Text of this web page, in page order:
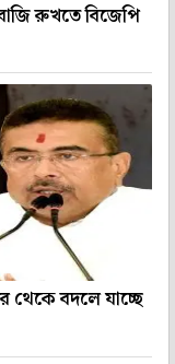
রুখতে বিজেপি
থেকে বদলে যাচ্ছে